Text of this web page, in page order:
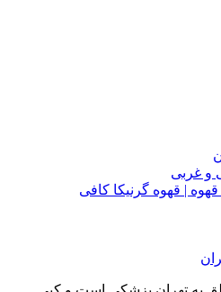
و غربی
| قهوه گرنیکا کافی